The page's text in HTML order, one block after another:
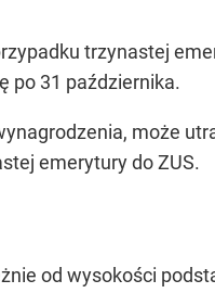
trzynastej
po 31 października.
może
emerytury do ZUS.
od wysokości